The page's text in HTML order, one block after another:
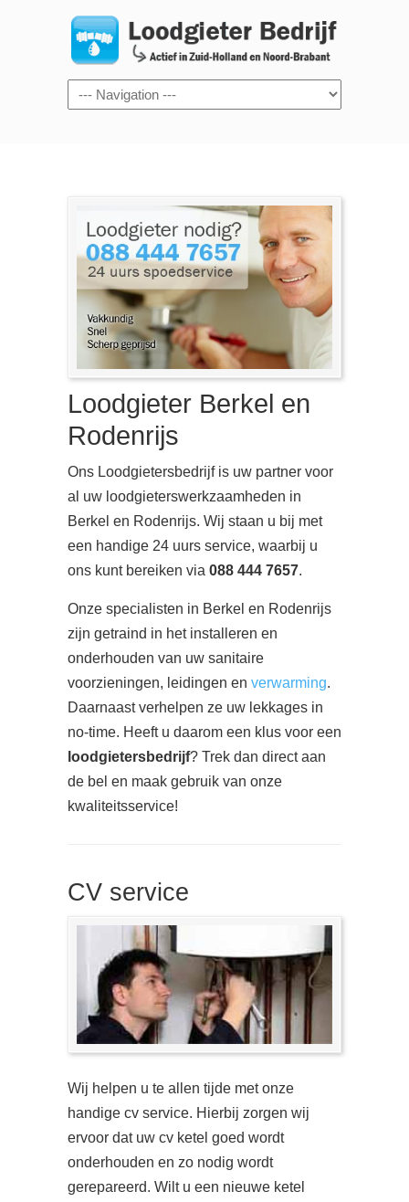
Navigation
Loodgieter Berkel en
Rodenrijs
Ons Loodgietersbedrijf is uw partner voor
al uw loodgieterswerkzaamheden in
Berkel en Rodenrijs. Wij staan u bij met
een handige 24 uurs service, waarbij u
ons kunt bereiken via 088 444 7657.
Onze specialisten in Berkel en Rodenrijs
zijn getraind in het installeren en
onderhouden van uw sanitaire
voorzieningen, leidingen en verwarming.
Daarnaast verhelpen ze uw lekkages in
no-time. Heeft u daarom een klus voor een
loodgietersbedrijf? Trek dan direct aan
de bel en maak gebruik van onze
kwaliteitsservice!
CV service
Wij helpen u te allen tijde met onze
handige cv service. Hierbij zorgen wij
ervoor dat uw cv ketel goed wordt
onderhouden en zo nodig wordt
gerepareerd. Wilt u een nieuwe ketel